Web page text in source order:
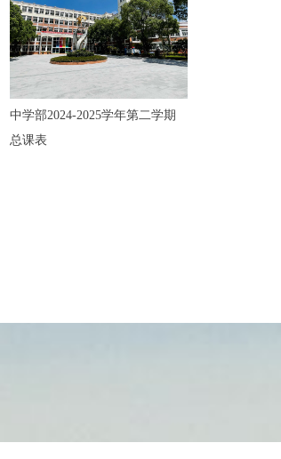
中学部2024-2025学年第二学期
总课表